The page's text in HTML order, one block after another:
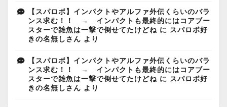
【スパロボ】インパクトやアルファ外伝くらいのバラ
ンス求む！！ → インパクトも最終的にはコアブー
スターで雑魚は一撃で倒せてたけどね に スパロボ好
きの名無しさん より
【スパロボ】インパクトやアルファ外伝くらいのバラ
ンス求む！！ → インパクトも最終的にはコアブー
スターで雑魚は一撃で倒せてたけどね に スパロボ好
きの名無しさん より